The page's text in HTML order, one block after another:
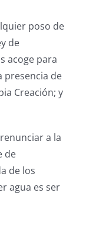
poso de
de
acoge para
presencia de
Creación; y
a la
de
de los
agua es ser